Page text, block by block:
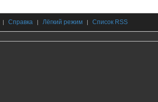
| Справка | Лёгкий режим | Список RSS